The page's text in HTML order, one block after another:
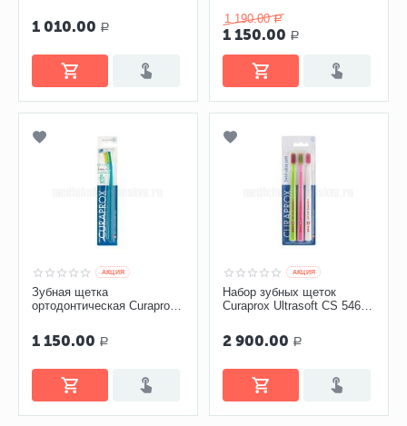
1 010.00 Р
1 190.00 Р
1 150.00 Р
AКЦИЯ
Зубная щетка
ортодонтическая Curaprox
углублением
1 150.00 Р
AКЦИЯ
Набор зубных щеток
Curaprox Ultrasoft CS 5460,
2 900.00 Р